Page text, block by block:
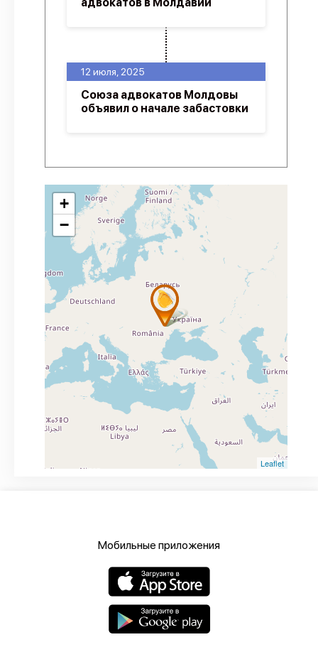
12 июля, 2025
Союза адвокатов Молдовы
объявил о начале забастовки
+
−
Leaflet
Мобильные приложения